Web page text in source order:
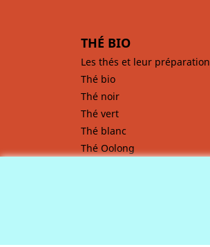
THÉ BIO
Les thés et leur préparation
Thé bio
Thé noir
Thé vert
Thé blanc
Thé Oolong